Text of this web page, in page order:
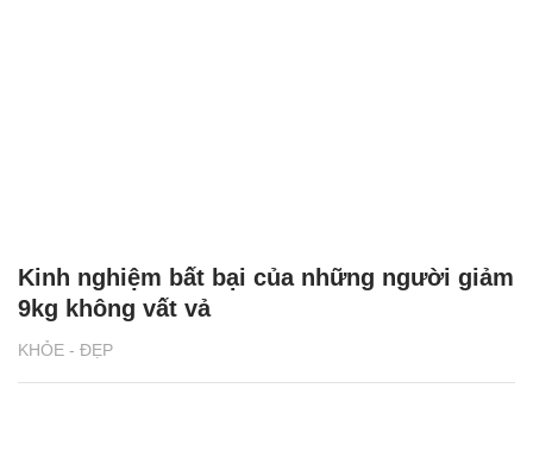
KHỎE - ĐẸP
Kinh nghiệm bất bại của những người giảm
9kg không vất vả